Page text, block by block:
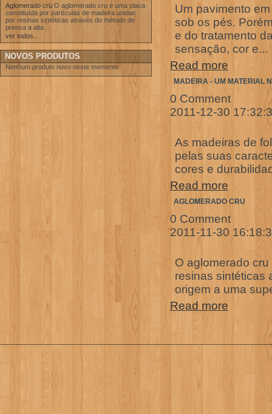
Aglomerado cru O aglomerado cru é uma placa
constituída por partículas de madeira unidas
por resinas sintéticas através do método de
prensa a alta...
ver todos...
NOVOS PRODUTOS
Nenhum produto novo neste momento
Um pavimento
sob os pés.
e do tratamento
sensação, cor e...
Read more
MADEIRA - UM MATERIAL
0 Comment
2011-12-30
As madeiras de
pelas suas
cores e
Read more
AGLOMERADO CRU
0 Comment
2011-11-30
O aglomerado
resinas sintéticas
origem a uma
Read more